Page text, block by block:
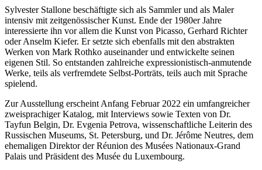
Sylvester Stallone beschäftigte sich als Sammler und als Maler
intensiv mit zeitgenössischer Kunst. Ende der 1980er Jahre
interessierte ihn vor allem die Kunst von Picasso, Gerhard Richter
oder Anselm Kiefer. Er setzte sich ebenfalls mit den abstrakten
Werken von Mark Rothko auseinander und entwickelte seinen
eigenen Stil. So entstanden zahlreiche expressionistisch-anmutende
Werke, teils als verfremdete Selbst-Porträts, teils auch mit Sprache
spielend.
Zur Ausstellung erscheint Anfang Februar 2022 ein umfangreicher
zweisprachiger Katalog, mit Interviews sowie Texten von Dr.
Tayfun Belgin, Dr. Evgenia Petrova, wissenschaftliche Leiterin des
Russischen Museums, St. Petersburg, und Dr. Jérôme Neutres, dem
ehemaligen Direktor der Réunion des Musées Nationaux-Grand
Palais und Präsident des Musée du Luxembourg.